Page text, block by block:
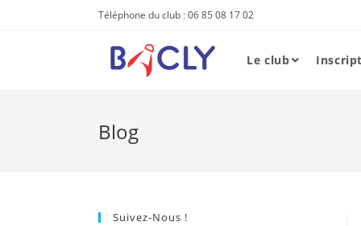
Téléphone du club : 06 85 08 17 02
Le club
Blog
Suivez-Nous !